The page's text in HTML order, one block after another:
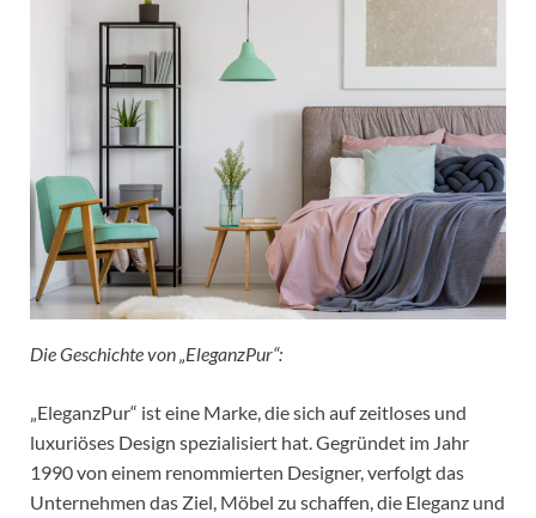
Die Geschichte von „EleganzPur“:
„EleganzPur“ ist eine Marke, die sich auf zeitloses und
luxuriöses Design spezialisiert hat. Gegründet im Jahr
1990 von einem renommierten Designer, verfolgt das
Unternehmen das Ziel, Möbel zu schaffen, die Eleganz und